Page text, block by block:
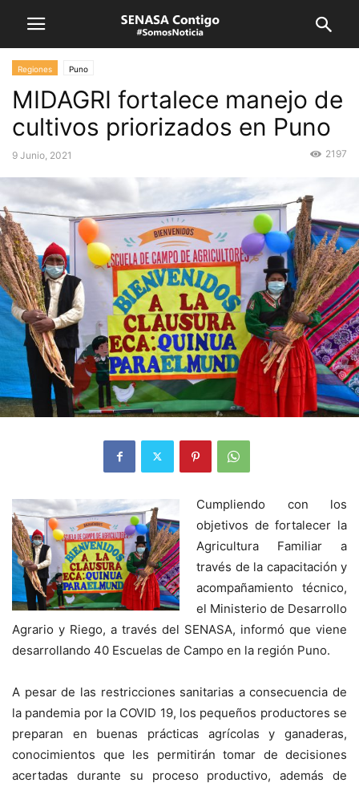
Regiones Puno
MIDAGRI fortalece manejo de
cultivos priorizados en Puno
9 Junio, 2021 2197
Cumpliendo con los
objetivos de fortalecer la
Agricultura Familiar a
través de la capacitación y
acompañamiento técnico,
el Ministerio de Desarrollo
Agrario y Riego, a través del SENASA, informó que viene
desarrollando 40 Escuelas de Campo en la región Puno.
A pesar de las restricciones sanitarias a consecuencia de
la pandemia por la COVID 19, los pequeños productores se
preparan en buenas prácticas agrícolas y ganaderas,
conocimientos que les permitirán tomar de decisiones
acertadas durante su proceso productivo, además de